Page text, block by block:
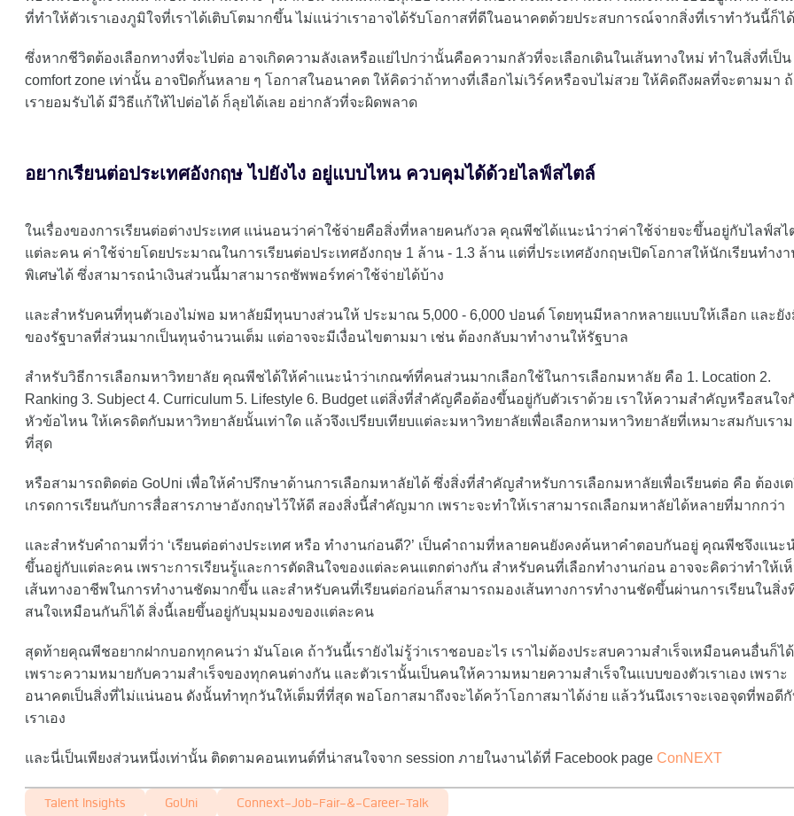
ที่ทำให้ตัวเราเองภูมิใจที่เราได้เติบโตมากขึ้น ไม่แน่ว่าเราอาจได้รับโอกาสที่ดีในอนาคตด้วยประสบการณ์จากสิ่งที่เราทำวันนี้ก็ได้
ซึ่งหากชีวิตต้องเลือกทางที่จะไปต่อ อาจเกิดความลังเลหรือแย่ไปกว่านั้นคือความกลัวที่จะเลือกเดินในเส้นทางใหม่ ทำในสิ่งที่เป็น
comfort zone เท่านั้น อาจปิดกั้นหลาย ๆ โอกาสในอนาคต ให้คิดว่าถ้าทางที่เลือกไม่เวิร์คหรือจบไม่สวย ให้คิดถึงผลที่จะตามมา
เรายอมรับได้ มีวิธีแก้ให้ไปต่อได้ ก็ลุยได้เลย อย่ากลัวที่จะผิดพลาด
อยากเรียนต่อประเทศอังกฤษ ไปยังไง อยู่แบบไหน ควบคุมได้ด้วยไลฟ์สไตล์
ในเรื่องของการเรียนต่อต่างประเทศ แน่นอนว่าค่าใช้จ่ายคือสิ่งที่หลายคนกังวล คุณพีชได้แนะนำว่าค่าใช้จ่ายจะขึ้นอยู่กับไลฟ์สไ
แต่ละคน ค่าใช้จ่ายโดยประมาณในการเรียนต่อประเทศอังกฤษ 1 ล้าน - 1.3 ล้าน แต่ที่ประเทศอังกฤษเปิดโอกาสให้นักเรียนทำงา
พิเศษได้ ซึ่งสามารถนำเงินส่วนนี้มาสามารถซัพพอร์ทค่าใช้จ่ายได้บ้าง
และสำหรับคนที่ทุนตัวเองไม่พอ มหาลัยมีทุนบางส่วนให้ ประมาณ 5,000 - 6,000 ปอนด์ โดยทุนมีหลากหลายแบบให้เลือก และยั
ของรัฐบาลที่ส่วนมากเป็นทุนจำนวนเต็ม แต่อาจจะมีเงื่อนไขตามมา เช่น ต้องกลับมาทำงานให้รัฐบาล
สำหรับวิธีการเลือกมหาวิทยาลัย คุณพีชได้ให้คำเเนะนำว่าเกณฑ์ที่คนส่วนมากเลือกใช้ในการเลือกมหาลัย คือ 1. Location 2.
Ranking 3. Subject 4. Curriculum 5. Lifestyle 6. Budget เเต่สิ่งที่สำคัญคือต้องขึ้นอยู่กับตัวเราด้วย เราให้ความสำคัญหรือสนใจ
หัวข้อไหน ให้เครดิตกับมหาวิทยาลัยนั้นเท่าใด แล้วจึงเปรียบเทียบแต่ละมหาวิทยาลัยเพื่อเลือกหามหาวิทยาลัยที่เหมาะสมกับเรา
ที่สุด
หรือสามารถติดต่อ GoUni เพื่อให้คำปรึกษาด้านการเลือกมหาลัยได้ ซึ่งสิ่งที่สำคัญสำหรับการเลือกมหาลัยเพื่อเรียนต่อ คือ ต้องเ
เกรดการเรียนกับการสื่อสารภาษาอังกฤษไว้ให้ดี สองสิ่งนี้สำคัญมาก เพราะจะทำให้เราสามารถเลือกมหาลัยได้หลายที่มากกว่า
และสำหรับคำถามที่ว่า ‘เรียนต่อต่างประเทศ หรือ ทำงานก่อนดี?’ เป็นคำถามที่หลายคนยังคงค้นหาคำตอบกันอยู่ คุณพีชจึงเเนะ
ขึ้นอยู่กับแต่ละคน เพราะการเรียนรู้และการตัดสินใจของแต่ละคนแตกต่างกัน สำหรับคนที่เลือกทำงานก่อน อาจจะคิดว่าทำให้เ
เส้นทางอาชีพในการทำงานชัดมากขึ้น และสำหรับคนที่เรียนต่อก่อนก็สามารถมองเส้นทางการทำงานชัดขึ้นผ่านการเรียนในสิ่ง
สนใจเหมือนกันก็ได้ สิ่งนี้เลยขึ้นอยู่กับมุมมองของเเต่ละคน
สุดท้ายคุณพีชอยากฝากบอกทุกคนว่า มันโอเค ถ้าวันนี้เรายังไม่รู้ว่าเราชอบอะไร เราไม่ต้องประสบความสำเร็จเหมือนคนอื่นก็ได้
เพราะความหมายกับความสำเร็จของทุกคนต่างกัน และตัวเรานั้นเป็นคนให้ความหมายความสำเร็จในเเบบของตัวเราเอง เพราะ
อนาคตเป็นสิ่งที่ไม่แน่นอน ดังนั้นทำทุกวันให้เต็มที่ที่สุด พอโอกาสมาถึงจะได้คว้าโอกาสมาได้ง่าย แล้ววันนึงเราจะเจอจุดที่พอดี
เราเอง
และนี่เป็นเพียงส่วนหนึ่งเท่านั้น ติดตามคอนเทนต์ที่น่าสนใจจาก session ภายในงานได้ที่ Facebook pageConNEXT
Talent Insights GoUni Connext-Job-Fair-&-Career-Talk